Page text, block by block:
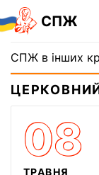
СПЖ
СПЖ в інших
08
ТРАВНЯ